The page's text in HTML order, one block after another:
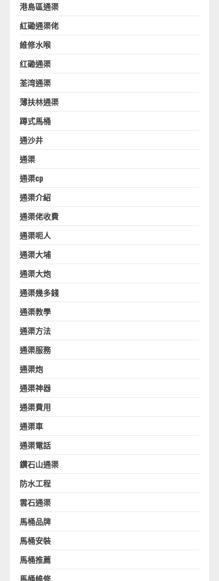
港島區通渠
紅磡通渠佬
維修水喉
红磡通渠
荃湾通渠
薄扶林通渠
蹲式馬桶
通沙井
通渠
通渠cp
通渠介紹
通渠佬收費
通渠呃人
通渠大埔
通渠大炮
通渠幾多錢
通渠教學
通渠方法
通渠服務
通渠炮
通渠神器
通渠費用
通渠車
通渠電話
鑽石山通渠
防水工程
雲石通渠
馬桶品牌
馬桶安裝
馬桶推薦
馬桶維修